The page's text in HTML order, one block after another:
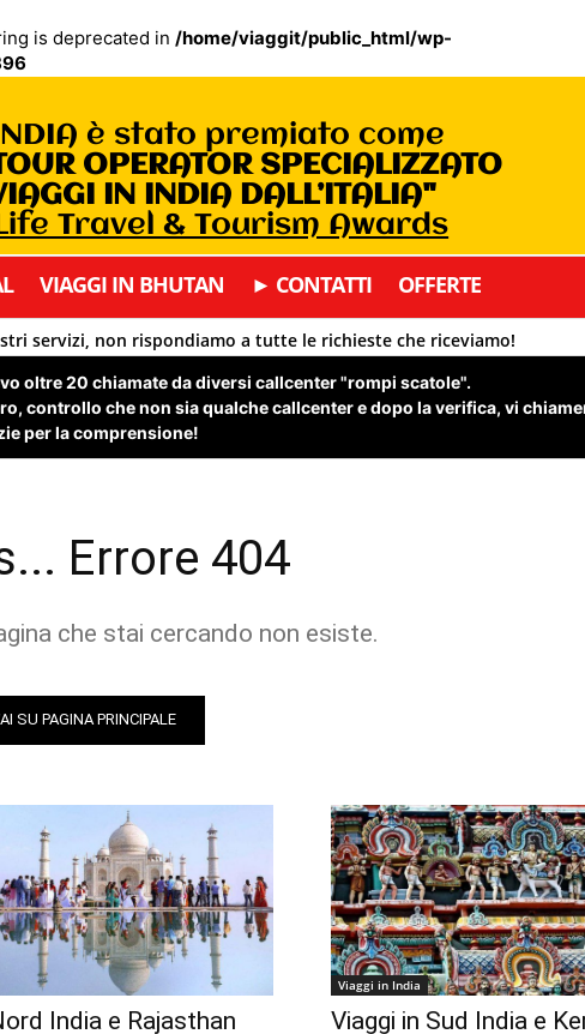
is deprecated in /home/viaggit/public_html/wp-
è stato premiato come
OPERATOR SPECIALIZZATO
IN INDIA DALL’ITALIA"
Travel & Tourism Awards
VIAGGI IN BHUTAN ► CONTATTI OFFERTE
servizi, non rispondiamo a tutte le richieste che riceviamo!
oltre 20 chiamate da diversi callcenter "rompi scatole".
controllo che non sia qualche callcenter e dopo la verifica, vi
per la comprensione!
Errore 404
che stai cercando non esiste.
SU PAGINA PRINCIPALE
India e Rajasthan
Viaggi in India
Viaggi in Sud India e